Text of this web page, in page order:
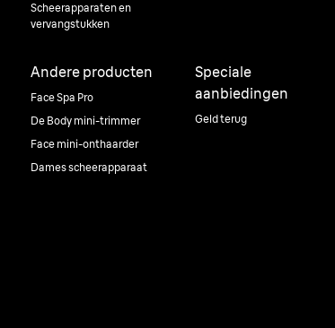
Scheerapparaten en
vervangstukken
Andere producten
Face Spa Pro
De Body mini-trimmer
Face mini-onthaarder
Dames scheerapparaat
Speciale
aanbiedingen
Geld terug